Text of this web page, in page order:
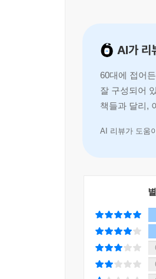
임계점은 조금씩 단
문장 만들기-유제 응
완성하기로 구성을
AI가 리
60대에 접어
잘 구성되어
책들과 달리,
AI 리뷰가 도움